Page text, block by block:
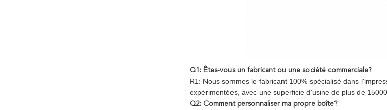
Q1: Êtes-vous un fabricant ou une société commerciale?
R1: Nous sommes le fabricant 100% spécialisé dans
expérimentées, avec une superficie d'usine de plus de
Q2: Comment personnaliser ma propre boîte?